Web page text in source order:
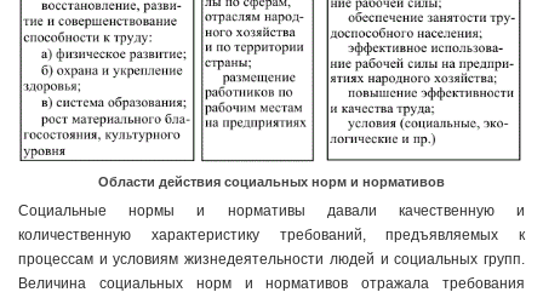
Области действия социальных норм и нормативов
Социальные нормы и нормативы давали качественную и
количественную характеристику требований, предъявляемых к
процессам и условиям жизнедеятельности людей и социальных групп.
Величина социальных норм и нормативов отражала требования